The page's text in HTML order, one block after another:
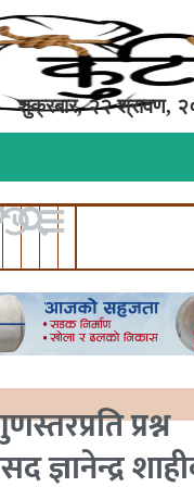
शुक्रबार, २२ श्रावण,
प्रश्न
ज्ञानेन्द्र